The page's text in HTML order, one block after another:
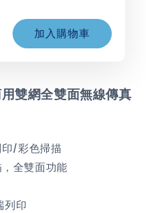
加入購物車
雙網全雙面無線傳真
/彩色掃描
全雙面功能
列印